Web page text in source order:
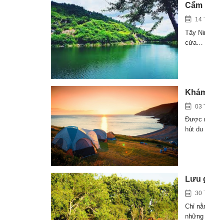
Cẩm
14
Tây
cửa…
03
Được
hút
Lưu
30
Chỉ
những